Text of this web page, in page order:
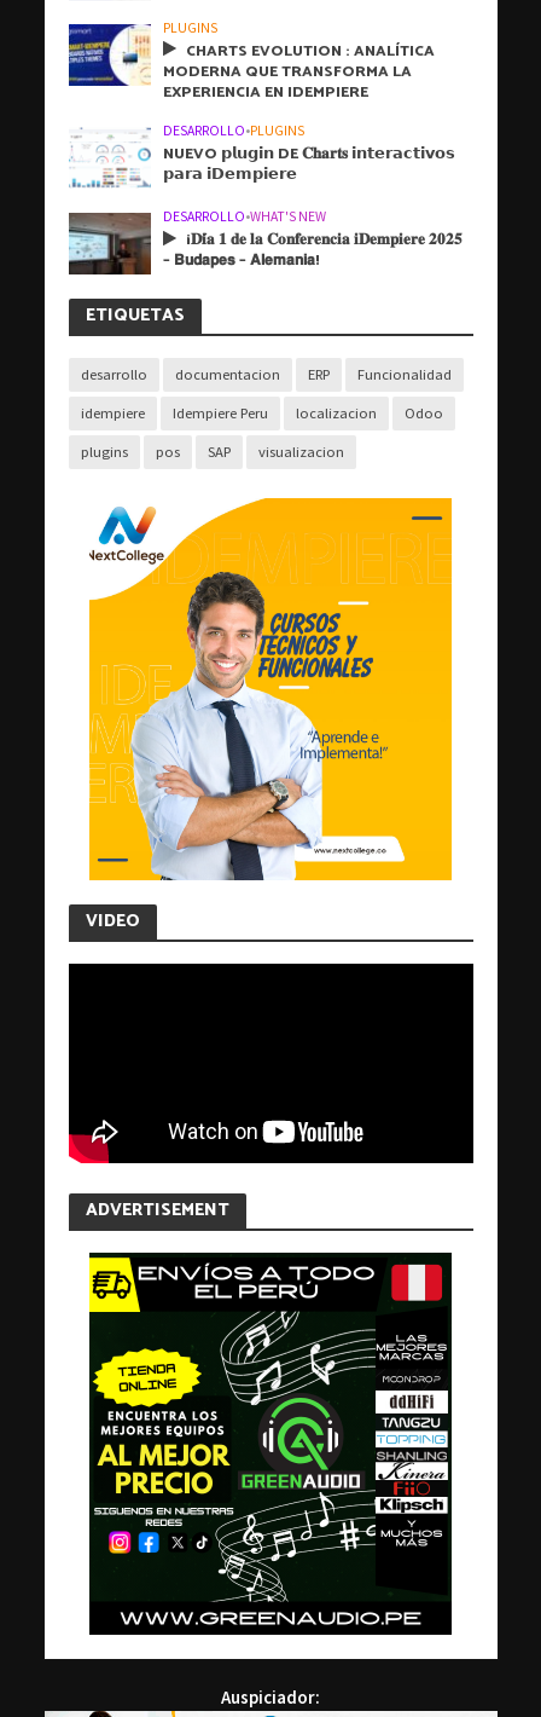
PLUGINS
CHARTS EVOLUTION : ANALÍTICA
MODERNA QUE TRANSFORMA LA
EXPERIENCIA EN IDEMPIERE
DESARROLLO•PLUGINS
NUEVO 𝗽𝗹𝘂𝗴𝗶𝗻 DE 𝐂𝐡𝐚𝐫𝐭𝐬 𝗶𝗻𝘁𝗲𝗿𝗮𝗰𝘁𝗶𝘃𝗼𝘀
𝗽𝗮𝗿𝗮 𝗶𝗗𝗲𝗺𝗽𝗶𝗲𝗿𝗲
DESARROLLO•WHAT'S NEW
¡𝐃𝐢́𝐚 𝟏 𝐝𝐞 𝐥𝐚 𝐂𝐨𝐧𝐟𝐞𝐫𝐞𝐧𝐜𝐢𝐚 𝐢𝐃𝐞𝐦𝐩𝐢𝐞𝐫𝐞 𝟐𝟎𝟐𝟓
– 𝗕𝘂𝗱𝗮𝗽𝗲𝘀 – 𝗔𝗹𝗲𝗺𝗮𝗻𝗶𝗮!
ETIQUETAS
desarrollo documentacion ERP Funcionalidad
idempiere Idempiere Peru localizacion Odoo
plugins pos SAP visualizacion
VIDEO
ADVERTISEMENT
Auspiciador: